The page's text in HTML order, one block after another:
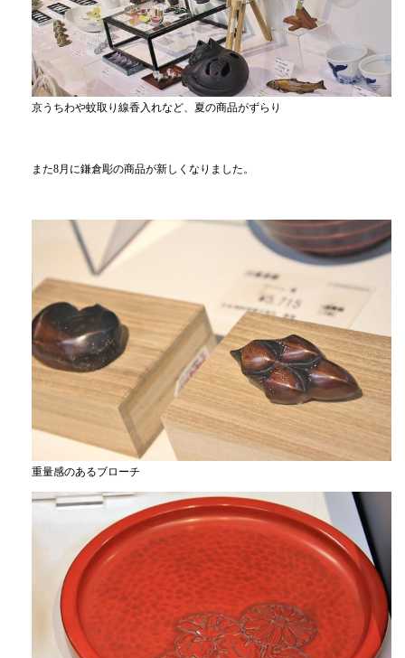
京うちわや蚊取り線香入れなど、夏の商品がずらり
また8月に鎌倉彫の商品が新しくなりました。
重量感のあるブローチ